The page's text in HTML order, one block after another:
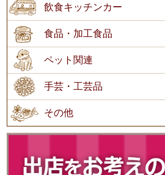
飲食キッチンカー
食品・加工食品
ペット関連
手芸・工芸品
その他